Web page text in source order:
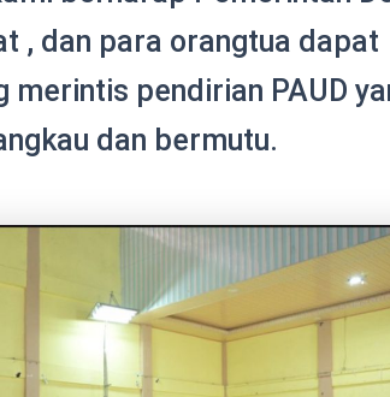
, dan para orangtua dapat
merintis pendirian PAUD
dan bermutu.